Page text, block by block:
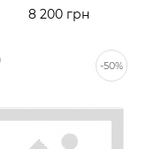
8 200 грн
-50%